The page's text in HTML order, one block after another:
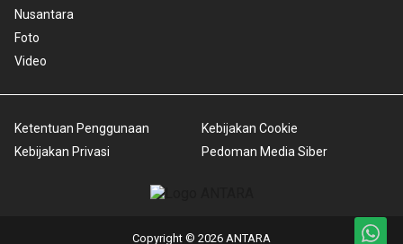
Nusantara
Foto
Video
Ketentuan Penggunaan
Kebijakan Privasi
Kebijakan Cookie
Pedoman Media Siber
Copyright © 2026 ANTARA